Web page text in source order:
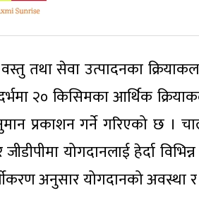
तथा सेवा उत्पादनका
२० किसिमका आर्थिक
प्रकाशन गर्ने गरिएको छ ।
योगदानलाई हेर्दा विभिन्न
अनुसार योगदानको अवस्था